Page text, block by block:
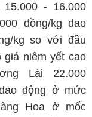
- 16.000
đồng/kg dao
kg so với đầu
giá niêm yết cao
Lài 22.000
động ở mức
Hoa ở mốc